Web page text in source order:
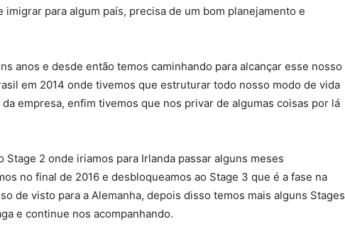
imigrar para algum país, precisa de um bom planejamento e
anos e desde então temos caminhando para alcançar esse nosso
em 2014 onde tivemos que estruturar todo nosso modo de vida
empresa, enfim tivemos que nos privar de algumas coisas por lá
Stage 2 onde iriamos para Irlanda passar alguns meses
no final de 2016 e desbloqueamos ao Stage 3 que é a fase na
de visto para a Alemanha, depois disso temos mais alguns Stages
e continue nos acompanhando.